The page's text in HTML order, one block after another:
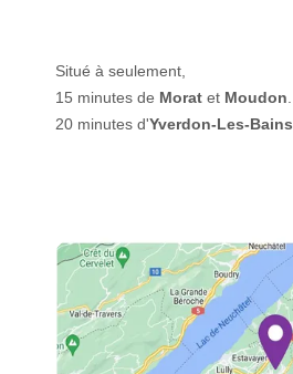
Situé à seulement,
15 minutes de Morat et Moudon
20 minutes d'Yverdon-Les-Bains